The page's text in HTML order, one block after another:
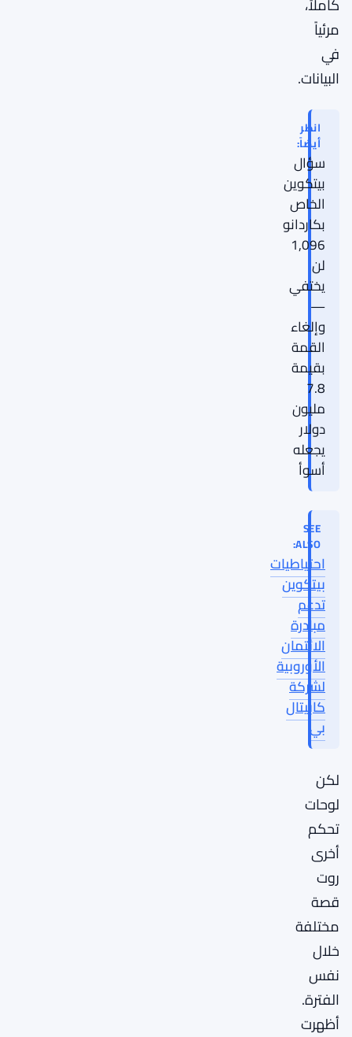
مرئياً
في
البيانات.
انظر
أيضاً:
سؤال
بيتكوين
الخاص
بكاردانو
1,096
لن
يختفي
—
وإلغاء
القمة
بقيمة
7.8
مليون
دولار
يجعله
أسوأ
SEE
ALSO:
احتياطيات
بيتكوين
تدعم
مبادرة
الائتمان
الأوروبية
لشركة
كابيتال
بي
لكن
لوحات
تحكم
أخرى
روت
قصة
مختلفة
خلال
نفس
الفترة.
أظهرت